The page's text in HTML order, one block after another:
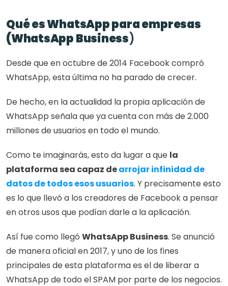
Qué es WhatsApp para empresas
(WhatsApp Business)
Desde que en octubre de 2014 Facebook compró
WhatsApp, esta última no ha parado de crecer.
De hecho, en la actualidad la propia aplicación de
WhatsApp señala que ya cuenta con más de 2.000
millones de usuarios en todo el mundo.
Como te imaginarás, esto da lugar a que la
plataforma sea capaz de arrojar infinidad de
datos de todos esos usuarios. Y precisamente esto
es lo que llevó a los creadores de Facebook a pensar
en otros usos que podían darle a la aplicación.
Así fue como llegó WhatsApp Business. Se anunció
de manera oficial en 2017, y uno de los fines
principales de esta plataforma es el de liberar a
WhatsApp de todo el SPAM por parte de los negocios.